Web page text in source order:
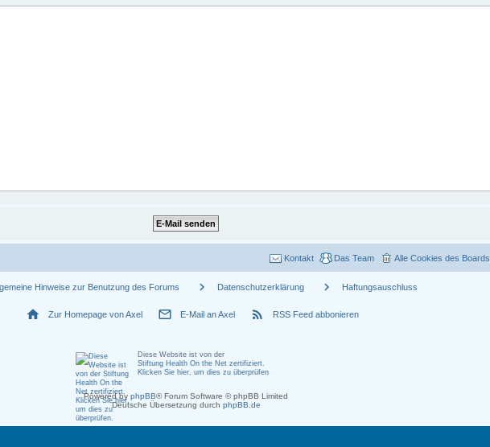
Alle Cookies des
Das Team
Kontakt
Hinweise zur Benutzung des Forums chevron_right Datenschutzerklärung chevron_right Haftungsauschluss
home Zur Homepage von Axel mail_outline E-Mail an Axel rss_feed RSS Feed abbonieren
Diese Website ist von der
Stiftung Health On the Net zertifiziert.
Klicken Sie hier, um dies zu überprüfen
Powered by phpBB® Forum Software © phpBB Limited
Deutsche Übersetzung durch phpBB.de